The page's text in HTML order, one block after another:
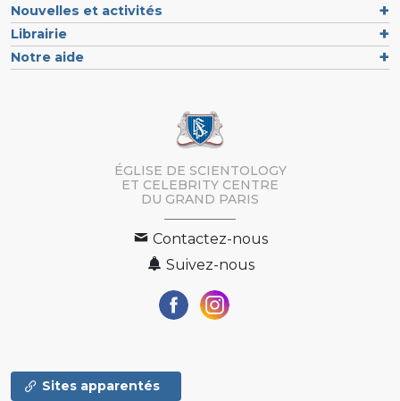
Nouvelles et activités
Librairie
Notre aide
ÉGLISE DE SCIENTOLOGY
ET CELEBRITY CENTRE
DU GRAND PARIS
Contactez-nous
Suivez-nous
Sites apparentés